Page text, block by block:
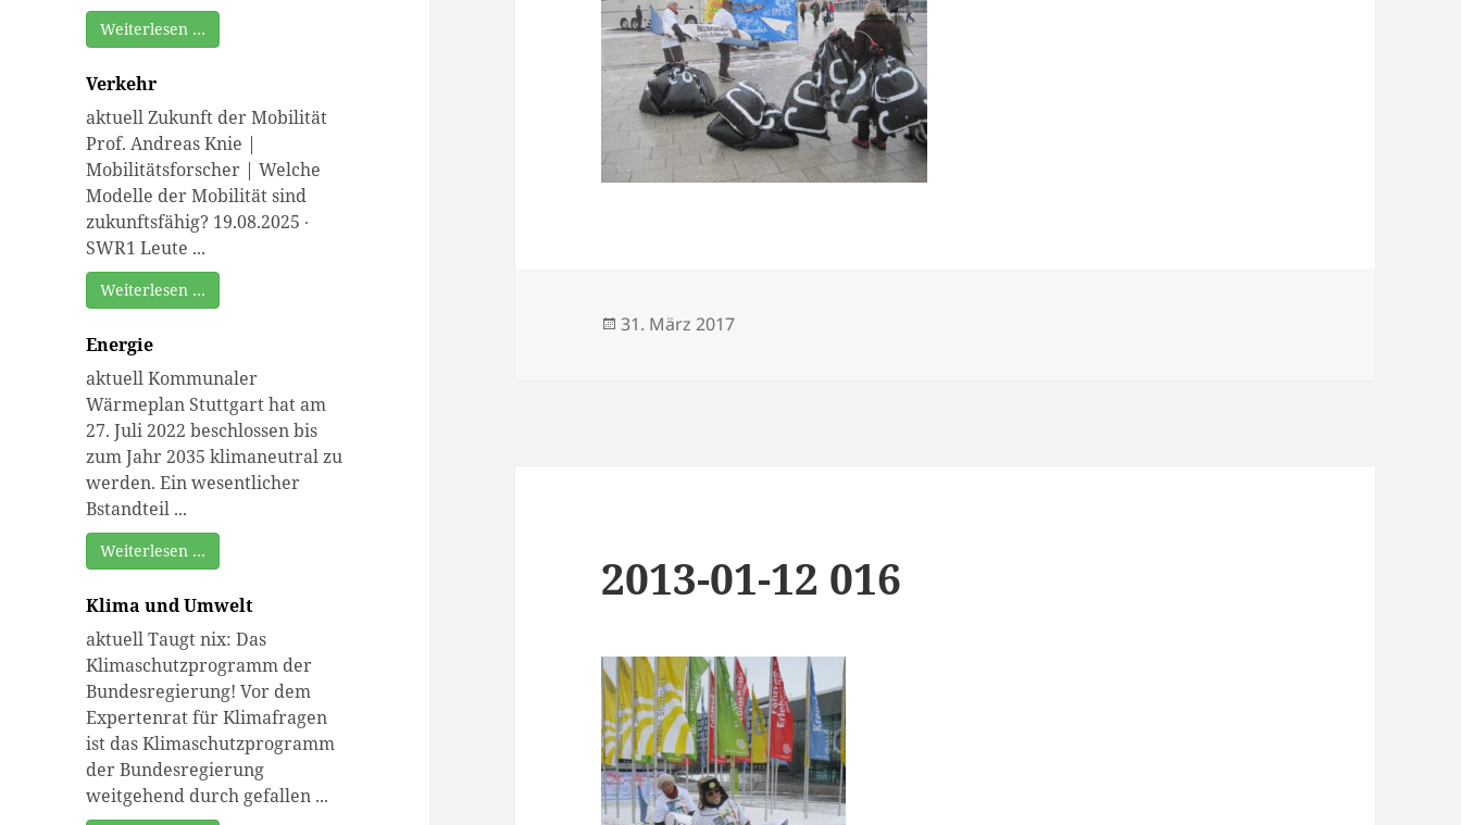
Weiterlesen …
Verkehr
aktuell Zukunft der Mobilität
Prof. Andreas Knie |
Mobilitätsforscher | Welche
Modelle der Mobilität sind
zukunftsfähig? 19.08.2025 ∙
SWR1 Leute ...
Weiterlesen …
Energie
aktuell Kommunaler
Wärmeplan Stuttgart hat am
27. Juli 2022 beschlossen bis
zum Jahr 2035 klimaneutral zu
werden. Ein wesentlicher
Bstandteil ...
Weiterlesen …
Klima und Umwelt
aktuell Taugt nix: Das
Klimaschutzprogramm der
Bundesregierung! Vor dem
Expertenrat für Klimafragen
ist das Klimaschutzprogramm
der Bundesregierung
weitgehend durch gefallen ...
Veröffentlicht
31. März 2017
2013-01-12 016